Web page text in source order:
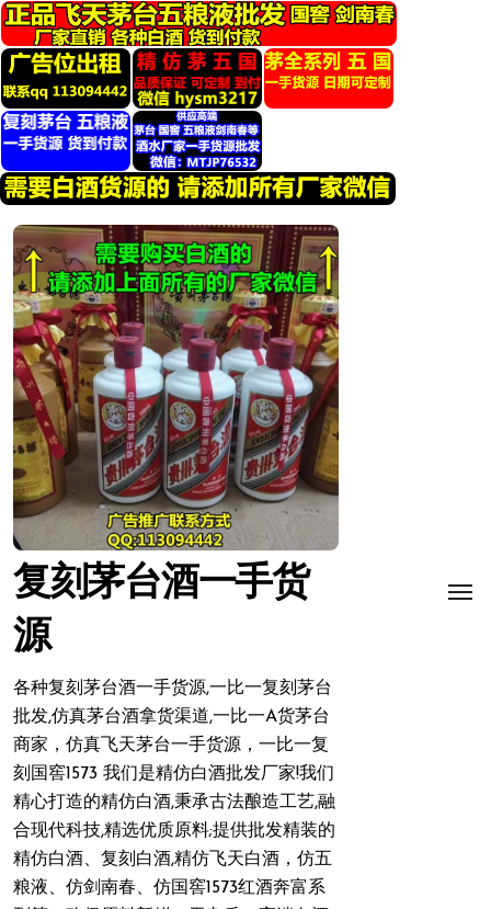
转
到
内
容
复刻茅台酒一手货
源
各种复刻茅台酒一手货源,一比一复刻茅台
批发,仿真茅台酒拿货渠道,一比一A货茅台
商家，仿真飞天茅台一手货源，一比一复
刻国窖1573 我们是精仿白酒批发厂家!我们
精心打造的精仿白酒,秉承古法酿造工艺,融
合现代科技,精选优质原料;提供批发精装的
精仿白酒、复刻白酒,精仿飞天白酒，仿五
粮液、仿剑南春、仿国窖1573红酒奔富系